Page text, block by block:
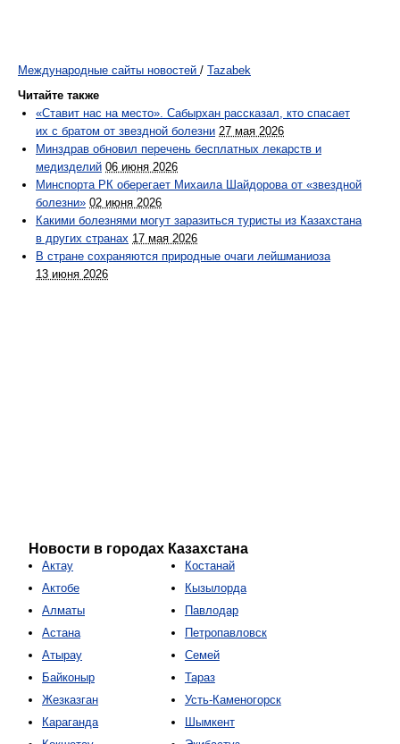
Международные сайты новостей / Tazabek
Читайте также
«Ставит нас на место». Сабырхан рассказал, кто спасает
их с братом от звездной болезни 27 мая 2026
Минздрав обновил перечень бесплатных лекарств и
медизделий 06 июня 2026
Минспорта РК оберегает Михаила Шайдорова от «звездной
болезни» 02 июня 2026
Какими болезнями могут заразиться туристы из Казахстана
в других странах 17 мая 2026
В стране сохраняются природные очаги лейшманиоза
13 июня 2026
Новости в городах Казахстана
Актау
Актобе
Алматы
Астана
Атырау
Байконыр
Жезказган
Караганда
Костанай
Кызылорда
Павлодар
Петропавловск
Семей
Тараз
Усть-Каменогорск
Шымкент